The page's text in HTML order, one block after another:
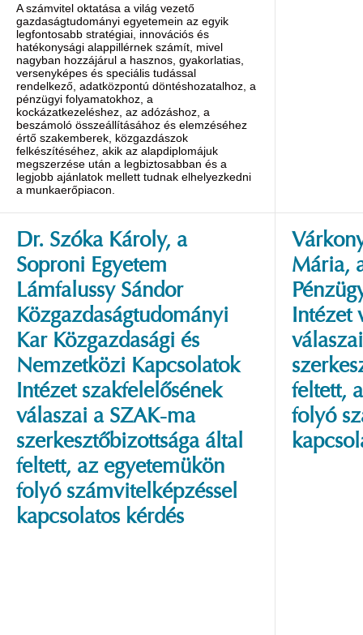
A számvitel oktatása a világ vezető
gazdaságtudományi egyetemein az egyik
legfontosabb stratégiai, innovációs és
hatékonysági alappillérnek számít, mivel
nagyban hozzájárul a hasznos, gyakorlatias,
versenyképes és speciális tudással
rendelkező, adatközpontú döntéshozatalhoz, a
pénzügyi folyamatokhoz, a
kockázatkezeléshez, az adózáshoz, a
beszámoló összeállításához és elemzéséhez
értő szakemberek, közgazdászok
felkészítéséhez, akik az alapdiplomájuk
megszerzése után a legbiztosabban és a
legjobb ajánlatok mellett tudnak elhelyezkedni
a munkaerőpiacon.
Dr. Szóka Károly, a
Soproni Egyetem
Lámfalussy Sándor
Közgazdaságtudományi
Kar Közgazdasági és
Nemzetközi Kapcsolatok
Intézet szakfelelősének
válaszai a SZAK-ma
szerkesztőbizottsága által
feltett, az egyetemükön
folyó számvitelképzéssel
kapcsolatos kérdés
Mária,
Intézet
feltett,
folyó